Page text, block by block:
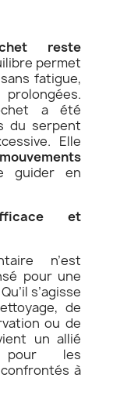
reste
permet
fatigue,
a été
du serpent
Elle
guider en
et
n’est
pour une
s’agisse
de
ou de
un allié
pour les
à